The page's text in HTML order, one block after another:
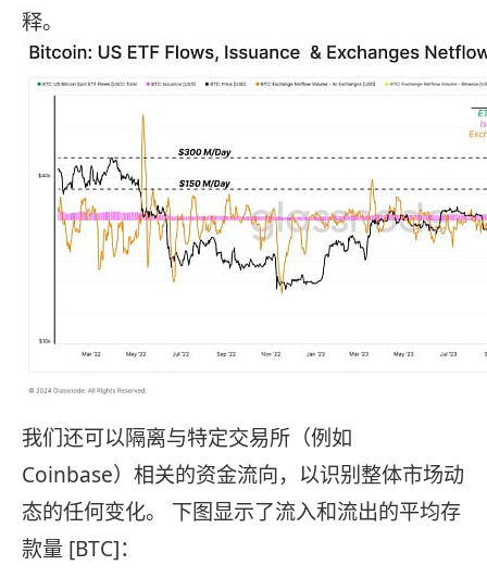
释。
我们还可以隔离与特定交易所（例如
Coinbase）相关的资金流向，以识别整体市场动
态的任何变化。 下图显示了流入和流出的平均存
款量 [BTC]：